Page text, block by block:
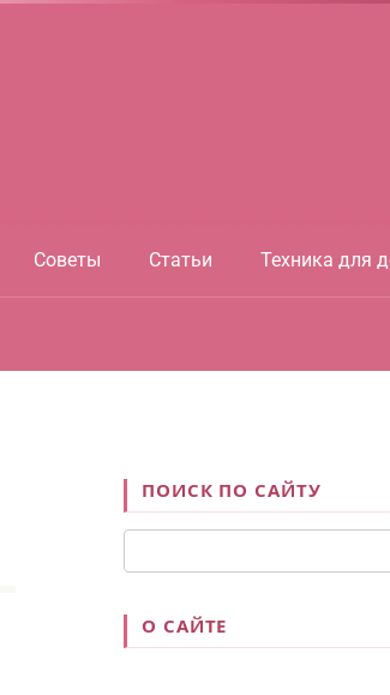
Советы Статьи Техника для
ПОИСК ПО САЙТУ
О САЙТЕ